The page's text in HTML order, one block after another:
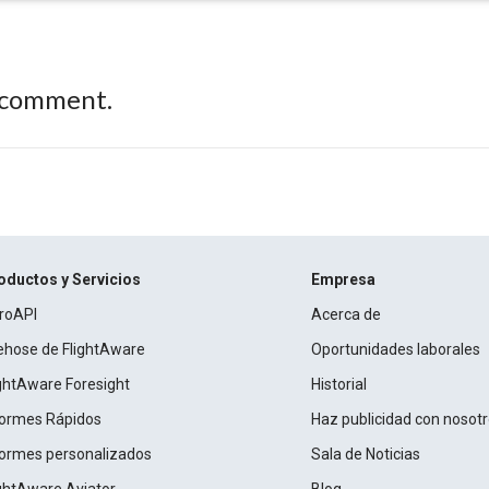
y Servicios
de FlightAware
Foresight
Rápidos
personalizados
Empresa
Acerca de
Oportunidades laborales
Historial
Haz publicidad con
Sala de Noticias